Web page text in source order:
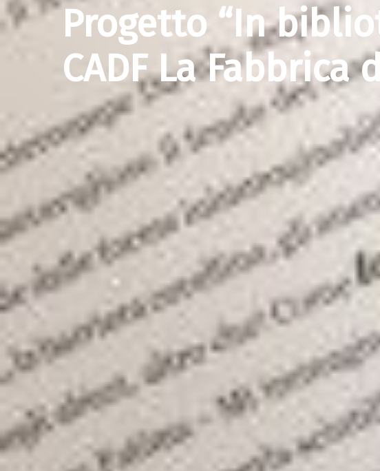
Progetto “In
CADF La Fabbrica